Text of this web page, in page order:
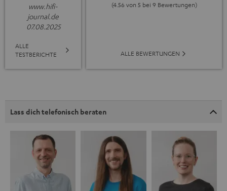
www.hifi-
journal.de
07.08.2025
ALLE
TESTBERICHTE
(4.56 von 5 bei 9 Bewertungen)
ALLE BEWERTUNGEN
Lass dich telefonisch beraten